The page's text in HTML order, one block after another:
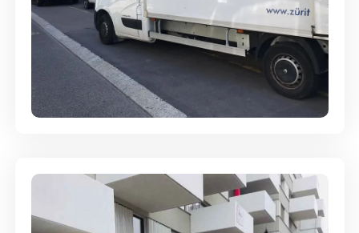
Full-Service - Für Privatumzüge